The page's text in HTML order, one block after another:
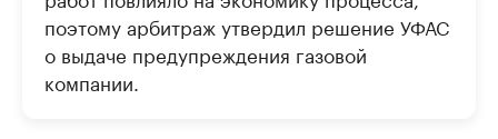
поэтому арбитраж утвердил решение УФАС
о выдаче предупреждения газовой
компании.